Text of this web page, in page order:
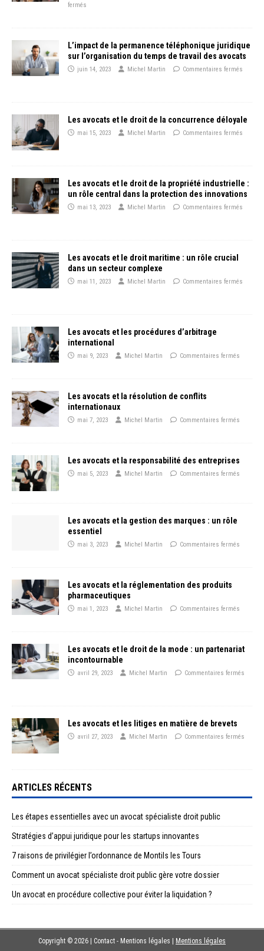
fermés
L’impact de la permanence téléphonique juridique
sur l’organisation du temps de travail des avocats
juin 14, 2023 Michel Martin Commentaires fermés
Les avocats et le droit de la concurrence déloyale
mai 15, 2023 Michel Martin Commentaires fermés
Les avocats et le droit de la propriété industrielle :
un rôle central dans la protection des innovations
mai 13, 2023 Michel Martin Commentaires fermés
Les avocats et le droit maritime : un rôle crucial
dans un secteur complexe
mai 11, 2023 Michel Martin Commentaires fermés
Les avocats et les procédures d’arbitrage
international
mai 9, 2023 Michel Martin Commentaires fermés
Les avocats et la résolution de conflits
internationaux
mai 7, 2023 Michel Martin Commentaires fermés
Les avocats et la responsabilité des entreprises
mai 5, 2023 Michel Martin Commentaires fermés
Les avocats et la gestion des marques : un rôle
essentiel
mai 3, 2023 Michel Martin Commentaires fermés
Les avocats et la réglementation des produits
pharmaceutiques
mai 1, 2023 Michel Martin Commentaires fermés
Les avocats et le droit de la mode : un partenariat
incontournable
avril 29, 2023 Michel Martin Commentaires fermés
Les avocats et les litiges en matière de brevets
avril 27, 2023 Michel Martin Commentaires fermés
ARTICLES RÉCENTS
Les étapes essentielles avec un avocat spécialiste droit public
Stratégies d’appui juridique pour les startups innovantes
7 raisons de privilégier l’ordonnance de Montils les Tours
Comment un avocat spécialiste droit public gère votre dossier
Un avocat en procédure collective pour éviter la liquidation ?
Copyright © 2026 | Contact - Mentions légales | Mentions légales